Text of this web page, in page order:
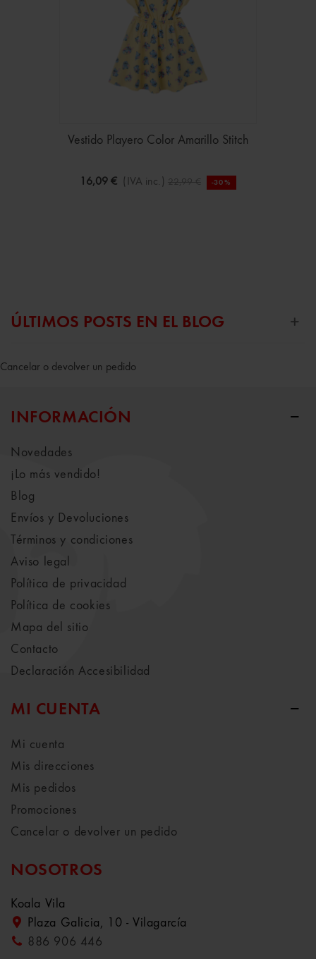
Vestido Playero Color Amarillo Stitch
16,09 € (IVA inc.) 22,99 € -30%
ÚLTIMOS POSTS EN EL BLOG
Cancelar o devolver un pedido
INFORMACIÓN
Novedades
¡Lo más vendido!
Blog
Envíos y Devoluciones
Términos y condiciones
Aviso legal
Política de privacidad
Política de cookies
Mapa del sitio
Contacto
Declaración Accesibilidad
MI CUENTA
Mi cuenta
Mis direcciones
Mis pedidos
Promociones
Cancelar o devolver un pedido
NOSOTROS
Koala Vila
Plaza Galicia, 10 - Vilagarcía
886 906 446